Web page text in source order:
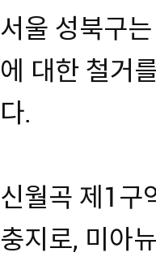
서울 성북구
에 대한 철거
다.
신월곡 제1구
충지로, 미아